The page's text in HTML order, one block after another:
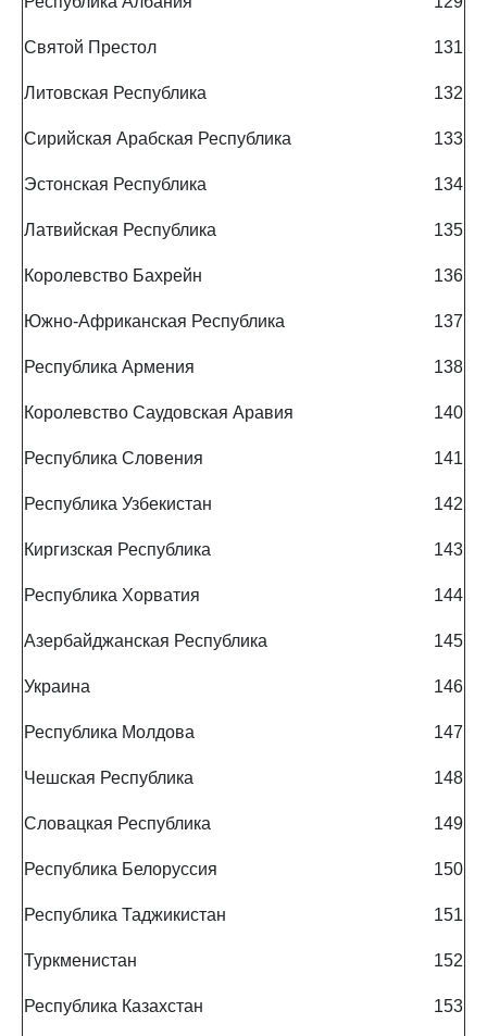
Святой Престол 131
Литовская Республика 132
Сирийская Арабская Республика 133
Эстонская Республика 134
Латвийская Республика 135
Королевство Бахрейн 136
Южно-Африканская Республика 137
Республика Армения 138
Королевство Саудовская Аравия 140
Республика Словения 141
Республика Узбекистан 142
Киргизская Республика 143
Республика Хорватия 144
Азербайджанская Республика 145
Украина 146
Республика Молдова 147
Чешская Республика 148
Словацкая Республика 149
Республика Белоруссия 150
Республика Таджикистан 151
Туркменистан 152
Республика Казахстан 153